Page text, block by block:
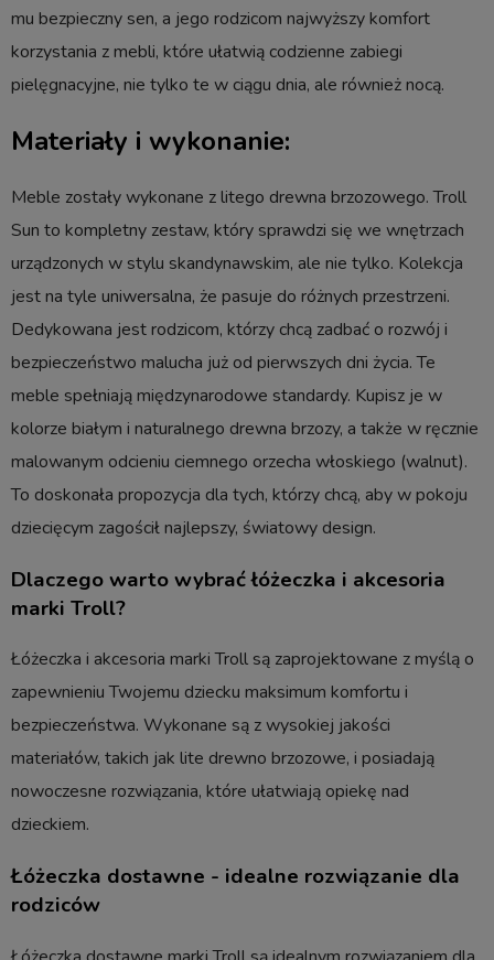
mu bezpieczny sen, a jego rodzicom najwyższy komfort
korzystania z mebli, które ułatwią codzienne zabiegi
pielęgnacyjne, nie tylko te w ciągu dnia, ale również nocą.
Materiały i wykonanie:
Meble zostały wykonane z litego drewna brzozowego. Troll
Sun to kompletny zestaw, który sprawdzi się we wnętrzach
urządzonych w stylu skandynawskim, ale nie tylko. Kolekcja
jest na tyle uniwersalna, że pasuje do różnych przestrzeni.
Dedykowana jest rodzicom, którzy chcą zadbać o rozwój i
bezpieczeństwo malucha już od pierwszych dni życia. Te
meble spełniają międzynarodowe standardy. Kupisz je w
kolorze białym i naturalnego drewna brzozy, a także w ręcznie
malowanym odcieniu ciemnego orzecha włoskiego (walnut).
To doskonała propozycja dla tych, którzy chcą, aby w pokoju
dziecięcym zagościł najlepszy, światowy design.
Dlaczego warto wybrać łóżeczka i akcesoria
marki Troll?
Łóżeczka i akcesoria marki Troll są zaprojektowane z myślą o
zapewnieniu Twojemu dziecku maksimum komfortu i
bezpieczeństwa. Wykonane są z wysokiej jakości
materiałów, takich jak lite drewno brzozowe, i posiadają
nowoczesne rozwiązania, które ułatwiają opiekę nad
dzieckiem.
Łóżeczka dostawne - idealne rozwiązanie dla
rodziców